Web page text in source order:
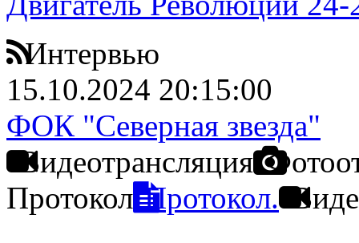
Интервью
15.10.2024 20:15:00
ФОК "Северная звезда"
Видеотрансляция
Протокол Протокол.